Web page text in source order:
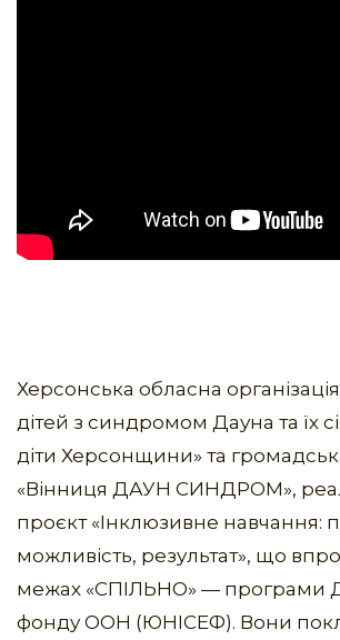
Херсонська обласна
дітей з синдромом Дауна та їх
діти Херсонщини» та
«Вінниця ДАУН СИНДРОМ»,
проєкт «Інклюзивне навчання:
можливість, результат», що
межах «СПІЛЬНО» — програми
фонду ООН (ЮНІСЕФ). Вони